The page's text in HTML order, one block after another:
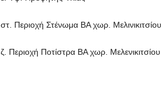
στ. Περιοχή Στένωμα ΒΑ χωρ. Μελινικιτσίου
ζ. Περιοχή Ποτίστρα ΒΑ χωρ. Μελενικιτσίου